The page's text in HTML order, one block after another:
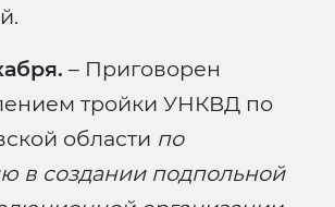
– Приговорен
тройки УНКВД по
области по
в создании подпольной